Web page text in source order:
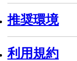
推奨環境
利用規約